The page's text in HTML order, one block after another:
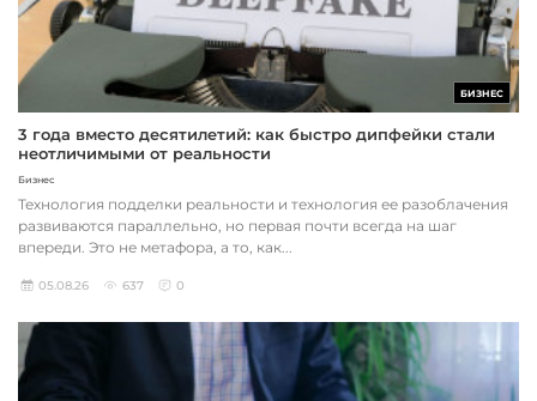
БИЗНЕС
3 года вместо десятилетий: как быстро дипфейки стали
неотличимыми от реальности
Бизнес
Технология подделки реальности и технология ее разоблачения
развиваются параллельно, но первая почти всегда на шаг
впереди. Это не метафора, а то, как...
05.08.26 637 0